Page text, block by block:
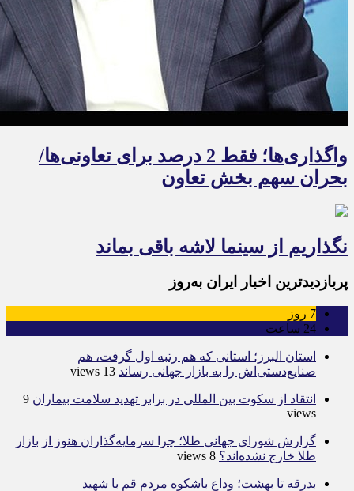
واگذاری‌ها؛ فقط 2 درصد برای تعاونی‌ها/
بحران سهم بخش تعاون
نگذاریم از سینما لاشه باقی بماند
پربازدیدترین اخبار ایران به‌روز
7 روز
24 ساعت
استان البرز؛ استانی که هم رتبه اول گرفت، هم
صنایع‌دستی‌اش را به بازار جهانی رساند 13 views
انتقاد از سکوت بین المللی در برابر تهدید سلامت بیماران 9
views
گزارش شورای جهانی طلا؛ چرا سرمایه‌گذاران هنوز از بازار
طلا خارج نشده‌اند؟ 8 views
بدرقه تا بهشت؛ وداع باشکوه مردم قم با شهید